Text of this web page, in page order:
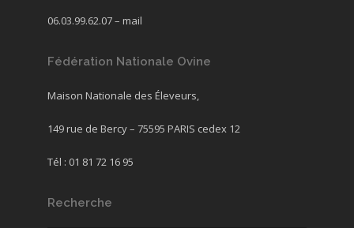
06.03.99.62.07 – mail
Fédération Nationale Ovine
Maison Nationale des Éleveurs,
149 rue de Bercy – 75595 PARIS cedex 12
Tél : 01 81 72 16 95
Recherche